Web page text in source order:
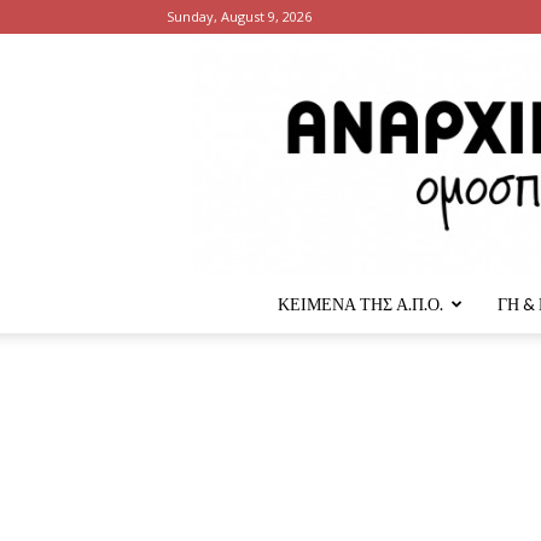
Sunday, August 9, 2026
ΚΕΙΜΕΝΑ ΤΗΣ Α.Π.Ο. ΓΗ &